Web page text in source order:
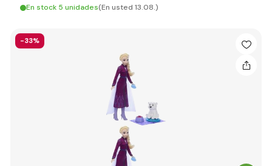
En stock 5 unidades(En usted 13.08.)
-33%